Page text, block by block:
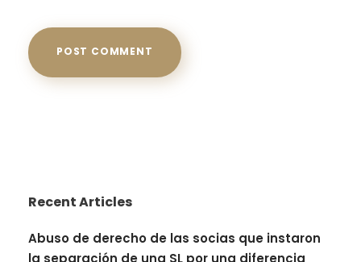
Recent Articles
Abuso de derecho de las socias que instaron